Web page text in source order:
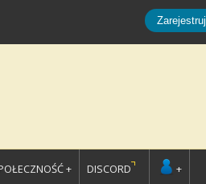
Zarejestruj
+ DISCORD +